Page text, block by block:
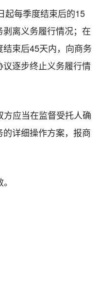
起每季度结束后的15
离义务履行情况；在
束后45天内，向商务
逐步终止义务履行情
应当在监督受托人确
详细操作方案，报商